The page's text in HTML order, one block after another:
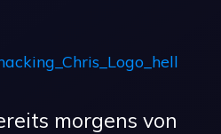
morgens von